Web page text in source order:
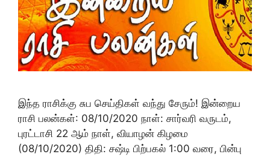
இந்த ராசிக்கு சுப செய்திகள் வந்து சேரும்! இன்றைய
ராசி பலன்கள்: 08/10/2020 நாள்: சார்வரி வருடம்,
புரட்டாசி 22 ஆம் நாள், வியாழன் கிழமை
(08/10/2020) திதி: சஷ்டி பிற்பகல் 1:00 வரை, பின்பு